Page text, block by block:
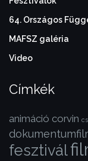
64. Országos
MAFSZ galéria
Video
Címkék
animáció corvin
fesztivál